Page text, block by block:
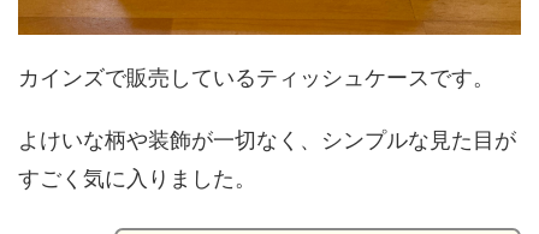
カインズで販売しているティッシュケースです。
よけいな柄や装飾が一切なく、シンプルな見た目が
すごく気に入りました。